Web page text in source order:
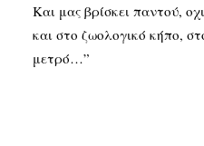
Και μας βρίσκει παντού,
και στο ζωολογικό κήπο,
μετρό…”